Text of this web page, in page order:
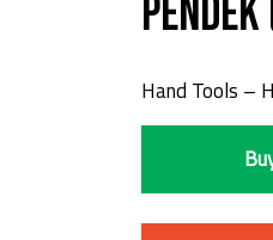
Pendek
Hand Tools –